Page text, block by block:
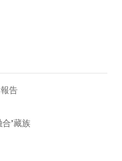
報告
’藏族